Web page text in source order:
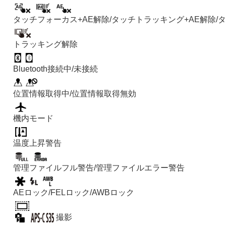
タッチフォーカス+AE解除/タッチトラッキング+AE解除/
トラッキング解除
Bluetooth接続中/未接続
位置情報取得中/位置情報取得無効
機内モード
温度上昇警告
管理ファイルフル警告/管理ファイルエラー警告
AEロック/FELロック/AWBロック
撮影